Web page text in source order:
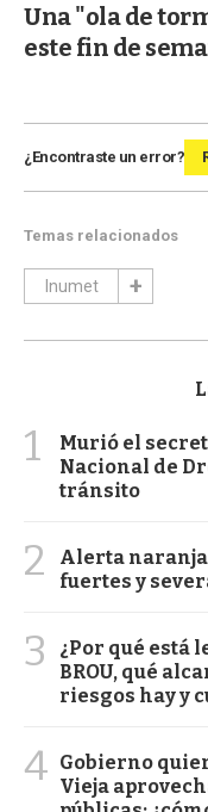
Una "ola de
este fin de
¿Encontraste un error?
Temas relacionados
Inumet
1
Murió el
Nacional de
tránsito
2
Alerta
fuertes y
3
¿Por qué está
BROU, qué
riesgos hay y
4 Gobierno
Vieja